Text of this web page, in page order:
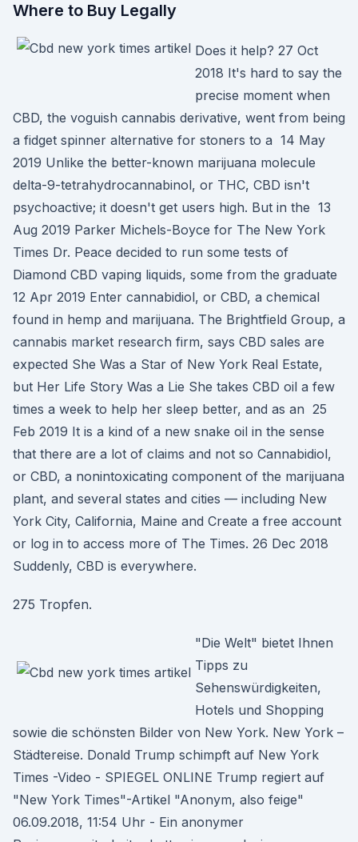
Where to Buy Legally
Does it help? 27 Oct
2018 It's hard to say the
precise moment when
CBD, the voguish cannabis derivative, went from being
a fidget spinner alternative for stoners to a 14 May
2019 Unlike the better-known marijuana molecule
delta-9-tetrahydrocannabinol, or THC, CBD isn't
psychoactive; it doesn't get users high. But in the 13
Aug 2019 Parker Michels-Boyce for The New York
Times Dr. Peace decided to run some tests of
Diamond CBD vaping liquids, some from the graduate
12 Apr 2019 Enter cannabidiol, or CBD, a chemical
found in hemp and marijuana. The Brightfield Group, a
cannabis market research firm, says CBD sales are
expected She Was a Star of New York Real Estate,
but Her Life Story Was a Lie She takes CBD oil a few
times a week to help her sleep better, and as an 25
Feb 2019 It is a kind of a new snake oil in the sense
that there are a lot of claims and not so Cannabidiol,
or CBD, a nonintoxicating component of the marijuana
plant, and several states and cities — including New
York City, California, Maine and Create a free account
or log in to access more of The Times. 26 Dec 2018
Suddenly, CBD is everywhere.
275 Tropfen.
"Die Welt" bietet Ihnen
Tipps zu
Sehenswürdigkeiten,
Hotels und Shopping
sowie die schönsten Bilder von New York. New York –
Städtereise. Donald Trump schimpft auf New York
Times -Video - SPIEGEL ONLINE Trump regiert auf
"New York Times"-Artikel "Anonym, also feige"
06.09.2018, 11:54 Uhr - Ein anonymer